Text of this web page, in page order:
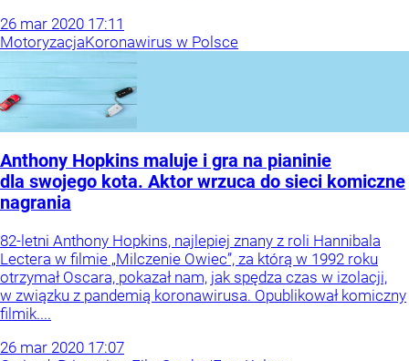
26 mar 2020 17:11
MotoryzacjaKoronawirus w Polsce
Anthony Hopkins maluje i gra na pianinie
dla swojego kota. Aktor wrzuca do sieci komiczne
nagrania
82-letni Anthony Hopkins, najlepiej znany z roli Hannibala
Lectera w filmie „Milczenie Owiec”, za którą w 1992 roku
otrzymał Oscara, pokazał nam, jak spędza czas w izolacji,
w związku z pandemią koronawirusa. Opublikował komiczny
filmik....
26 mar 2020 17:07